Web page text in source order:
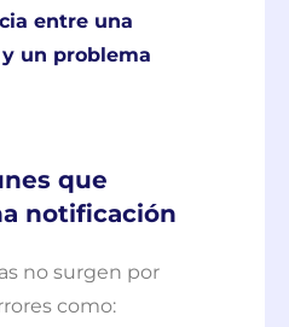
entre una
un problema
que
notificación
no surgen por
como: